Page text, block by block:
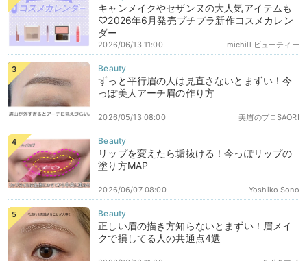
キャンメイクやセザンヌの大人気アイテムも
♡2026年6月発売プチプラ新作コスメカレン
ダー
michill ビューティー
2026/06/13 11:00
ずっと平行眉の人は見直さないとまずい！今
っぽ美人アーチ眉の作り方
美眉のプロSAORI
2026/05/13 08:00
リップを変えたら垢抜ける！今っぽリップの
塗り方MAP
Yoshiko Sono
2026/06/07 08:00
正しい眉の描き方知らないとまずい！眉メイ
クで損してる人の共通点4選